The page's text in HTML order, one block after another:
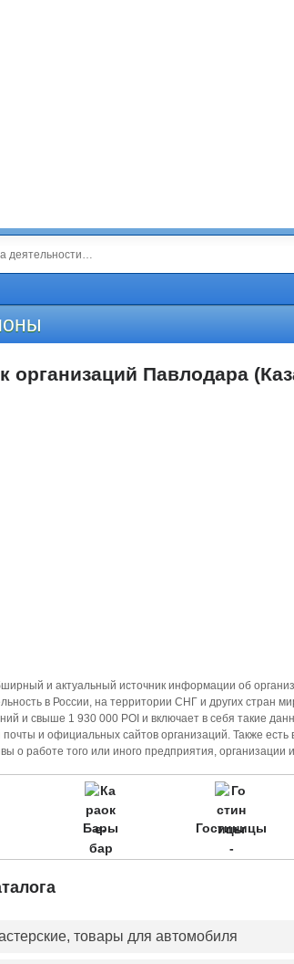
организаций Павлодара
и актуальный источник информации об
в России, на территории СНГ и других стран
и свыше 1 930 000 POI и включает в себя такие
и официальных сайтов организаций. Также есть
о работе того или иного предприятия,
Бары Гостиницы
товары для автомобиля